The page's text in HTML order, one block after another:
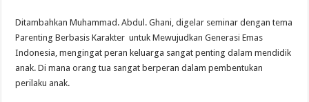
Ditambahkan Muhammad. Abdul. Ghani, digelar seminar dengan tema
Parenting Berbasis Karakter untuk Mewujudkan Generasi Emas
Indonesia, mengingat peran keluarga sangat penting dalam mendidik
anak. Di mana orang tua sangat berperan dalam pembentukan
perilaku anak.